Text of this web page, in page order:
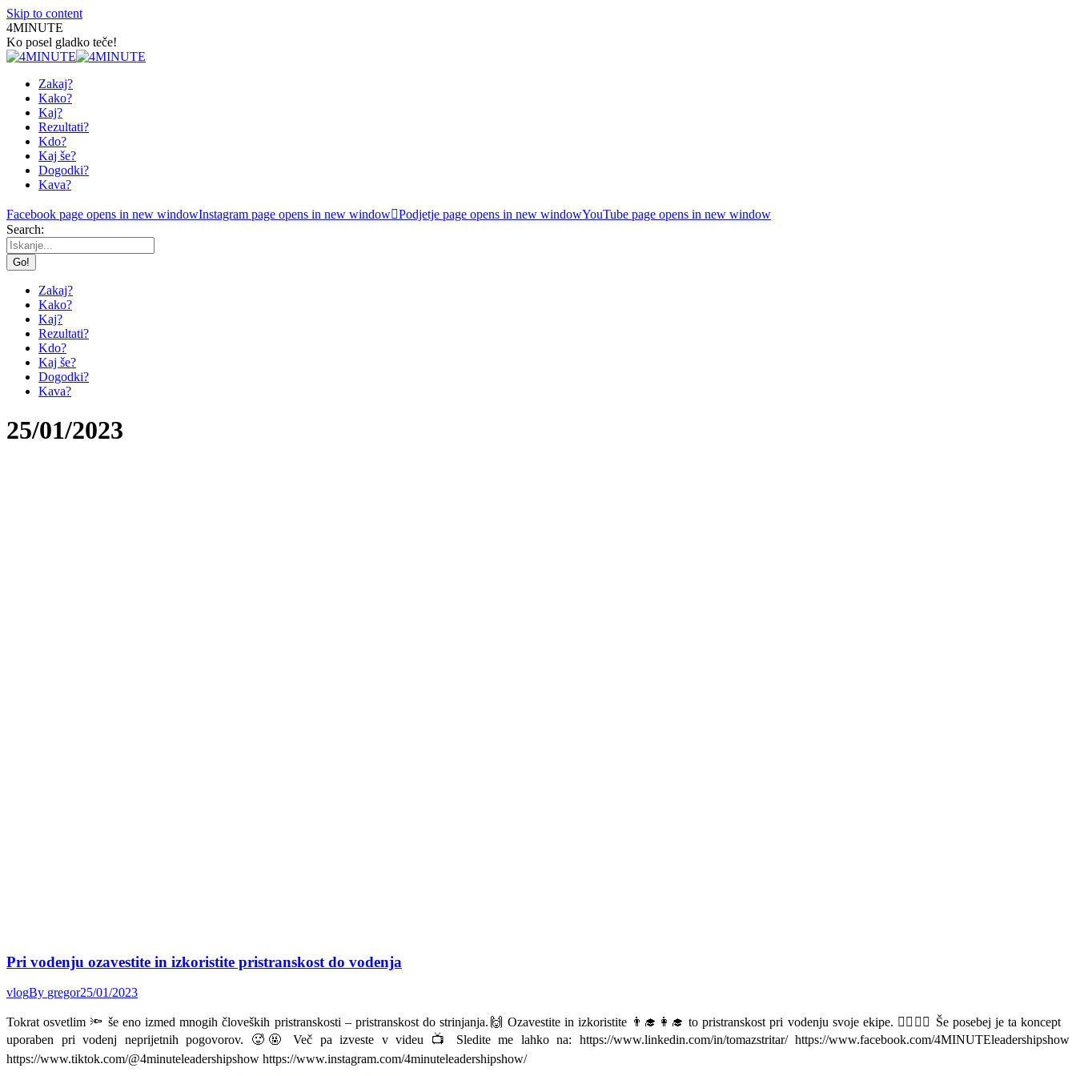
Skip to content
4MINUTE
Ko posel gladko teče!
Zakaj?
Kako?
Kaj?
Rezultati?
Kdo?
Kaj še?
Dogodki?
Kava?
Facebook page opens in new windowInstagram page opens in new window Podjetje page opens in new windowYouTube page opens in new window
Search:
Zakaj?
Kako?
Kaj?
Rezultati?
Kdo?
Kaj še?
Dogodki?
Kava?
25/01/2023
Pri vodenju ozavestite in izkoristite pristranskost do vodenja
vlogBy gregor25/01/2023
Tokrat osvetlim 🔦 še eno izmed mnogih človeških pristranskosti – pristranskost do strinjanja.🙌 Ozavestite in izkoristite 👨‍🎓👩‍🎓 to pristranskost pri vodenju svoje ekipe. 🦸‍♂️🦸‍♀️ Še posebej je ta koncept
uporaben pri vodenj neprijetnih pogovorov. 🥵🤬 Več pa izveste v videu 📺 Sledite me lahko na: https://www.linkedin.com/in/tomazstritar/ https://www.facebook.com/4MINUTEleadershipshow
https://www.tiktok.com/@4minuteleadershipshow https://www.instagram.com/4minuteleadershipshow/